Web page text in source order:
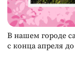
В нашем городе
с конца апреля